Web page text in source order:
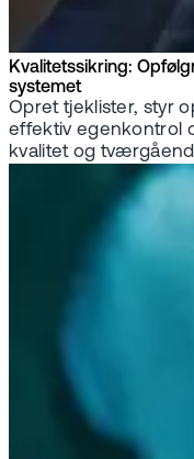
Kvalitetssikring:
systemet
Opret tjeklister, styr
effektiv egenkontrol
kvalitet og